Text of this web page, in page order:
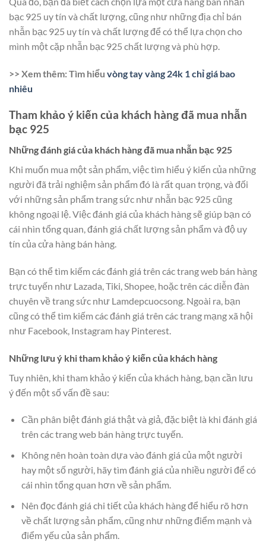
bạc 925 uy tín và chất lượng, cũng như những địa chỉ bán
nhẫn bạc 925 uy tín và chất lượng để có thể lựa chọn cho
mình một cặp nhẫn bạc 925 chất lượng và phù hợp.
>> Xem thêm: Tìm hiểu vòng tay vàng 24k 1 chỉ giá bao
nhiêu
Tham khảo ý kiến của khách hàng đã mua nhẫn
bạc 925
Những đánh giá của khách hàng đã mua nhẫn bạc 925
Khi muốn mua một sản phẩm, việc tìm hiểu ý kiến của những
người đã trải nghiệm sản phẩm đó là rất quan trọng, và đối
với những sản phẩm trang sức như nhẫn bạc 925 cũng
không ngoại lệ. Việc đánh giá của khách hàng sẽ giúp bạn có
cái nhìn tổng quan, đánh giá chất lượng sản phẩm và độ uy
tín của cửa hàng bán hàng.
Bạn có thể tìm kiếm các đánh giá trên các trang web bán hàng
trực tuyến như Lazada, Tiki, Shopee, hoặc trên các diễn đàn
chuyên về trang sức như Lamdepcuocsong. Ngoài ra, bạn
cũng có thể tìm kiếm các đánh giá trên các trang mạng xã hội
như Facebook, Instagram hay Pinterest.
Những lưu ý khi tham khảo ý kiến của khách hàng
Tuy nhiên, khi tham khảo ý kiến của khách hàng, bạn cần lưu
ý đến một số vấn đề sau:
Cần phân biệt đánh giá thật và giả, đặc biệt là khi đánh giá
trên các trang web bán hàng trực tuyến.
Không nên hoàn toàn dựa vào đánh giá của một người
hay một số người, hãy tìm đánh giá của nhiều người để có
cái nhìn tổng quan hơn về sản phẩm.
Nên đọc đánh giá chi tiết của khách hàng để hiểu rõ hơn
về chất lượng sản phẩm, cũng như những điểm mạnh và
điểm yếu của sản phẩm.